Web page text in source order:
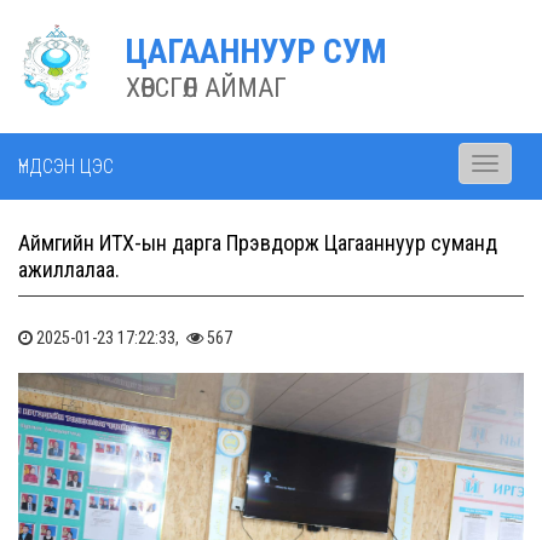
ЦАГААННУУР СУМ
ХӨВСГӨЛ АЙМАГ
ҮНДСЭН ЦЭС
Toggle
Аймгийн ИТХ-ын дарга Пүрэвдорж Цагааннуур суманд
ажиллалаа.
2025-01-23 17:22:33, 567